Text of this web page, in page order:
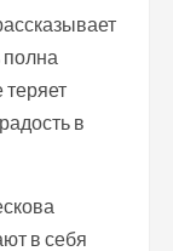
в
в себя